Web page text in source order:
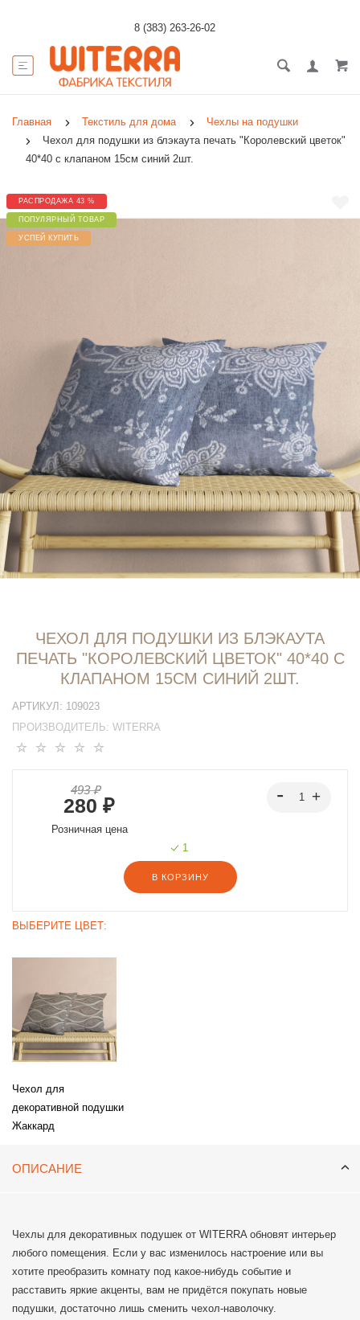
8 (383) 263-26-02
Главная Текстиль для дома
Чехлы на подушки
Чехол для подушки из блэкаута печать "Королевский цветок"
40*40 с клапаном 15см синий 2шт.
РАСПРОДАЖА 43 %
ПОПУЛЯРНЫЙ ТОВАР
УСПЕЙ КУПИТЬ
ЧЕХОЛ ДЛЯ ПОДУШКИ ИЗ БЛЭКАУТА
ПЕЧАТЬ "КОРОЛЕВСКИЙ ЦВЕТОК" 40*40 С
КЛАПАНОМ 15СМ СИНИЙ 2ШТ.
АРТИКУЛ: 109023
ПРОИЗВОДИТЕЛЬ: WITERRA
493 ₽
280 ₽
Розничная цена
1
В КОРЗИНУ
ВЫБЕРИТЕ ЦВЕТ:
Чехол для
декоративной подушки
Жаккард
ОПИСАНИЕ
Чехлы для декоративных подушек от WITERRA обновят интерьер
любого помещения. Если у вас изменилось настроение или вы
хотите преобразить комнату под какое-нибудь событие и
расставить яркие акценты, вам не придётся покупать новые
подушки, достаточно лишь сменить чехол-наволочку.